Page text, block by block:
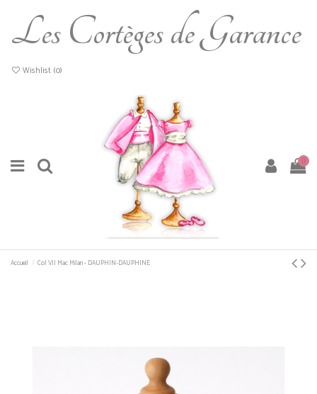
Les Cortèges de Garance
Wishlist (0)
0
Accueil Col VII Mac Milan - DAUPHIN-DAUPHINE